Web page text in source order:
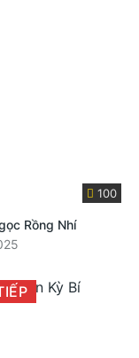
100
Rồng Nhí